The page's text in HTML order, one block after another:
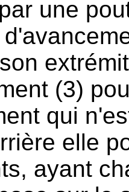
une
(3)
qui
elle
ayant